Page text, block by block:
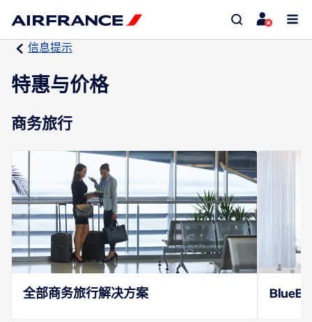
信息提示
特惠与价格
商务旅行
全部商务旅行解决方案